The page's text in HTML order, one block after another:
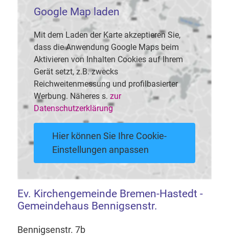
Google Map laden
Mit dem Laden der Karte akzeptieren Sie,
dass die Anwendung Google Maps beim
Aktivieren von Inhalten Cookies auf Ihrem
Gerät setzt, z.B. zwecks
Reichweitenmessung und profilbasierter
Werbung. Näheres s. zur
Datenschutzerklärung
Hier können Sie Ihre Cookie-
Einstellungen anpassen
Ev. Kirchengemeinde Bremen-Hastedt -
Gemeindehaus Bennigsenstr.
Bennigsenstr. 7b